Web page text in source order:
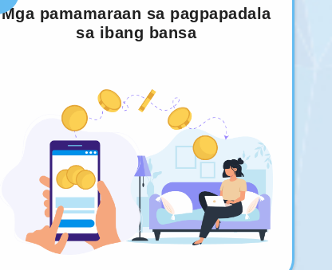
Mga pamamaraan sa pagpapadala
sa ibang bansa